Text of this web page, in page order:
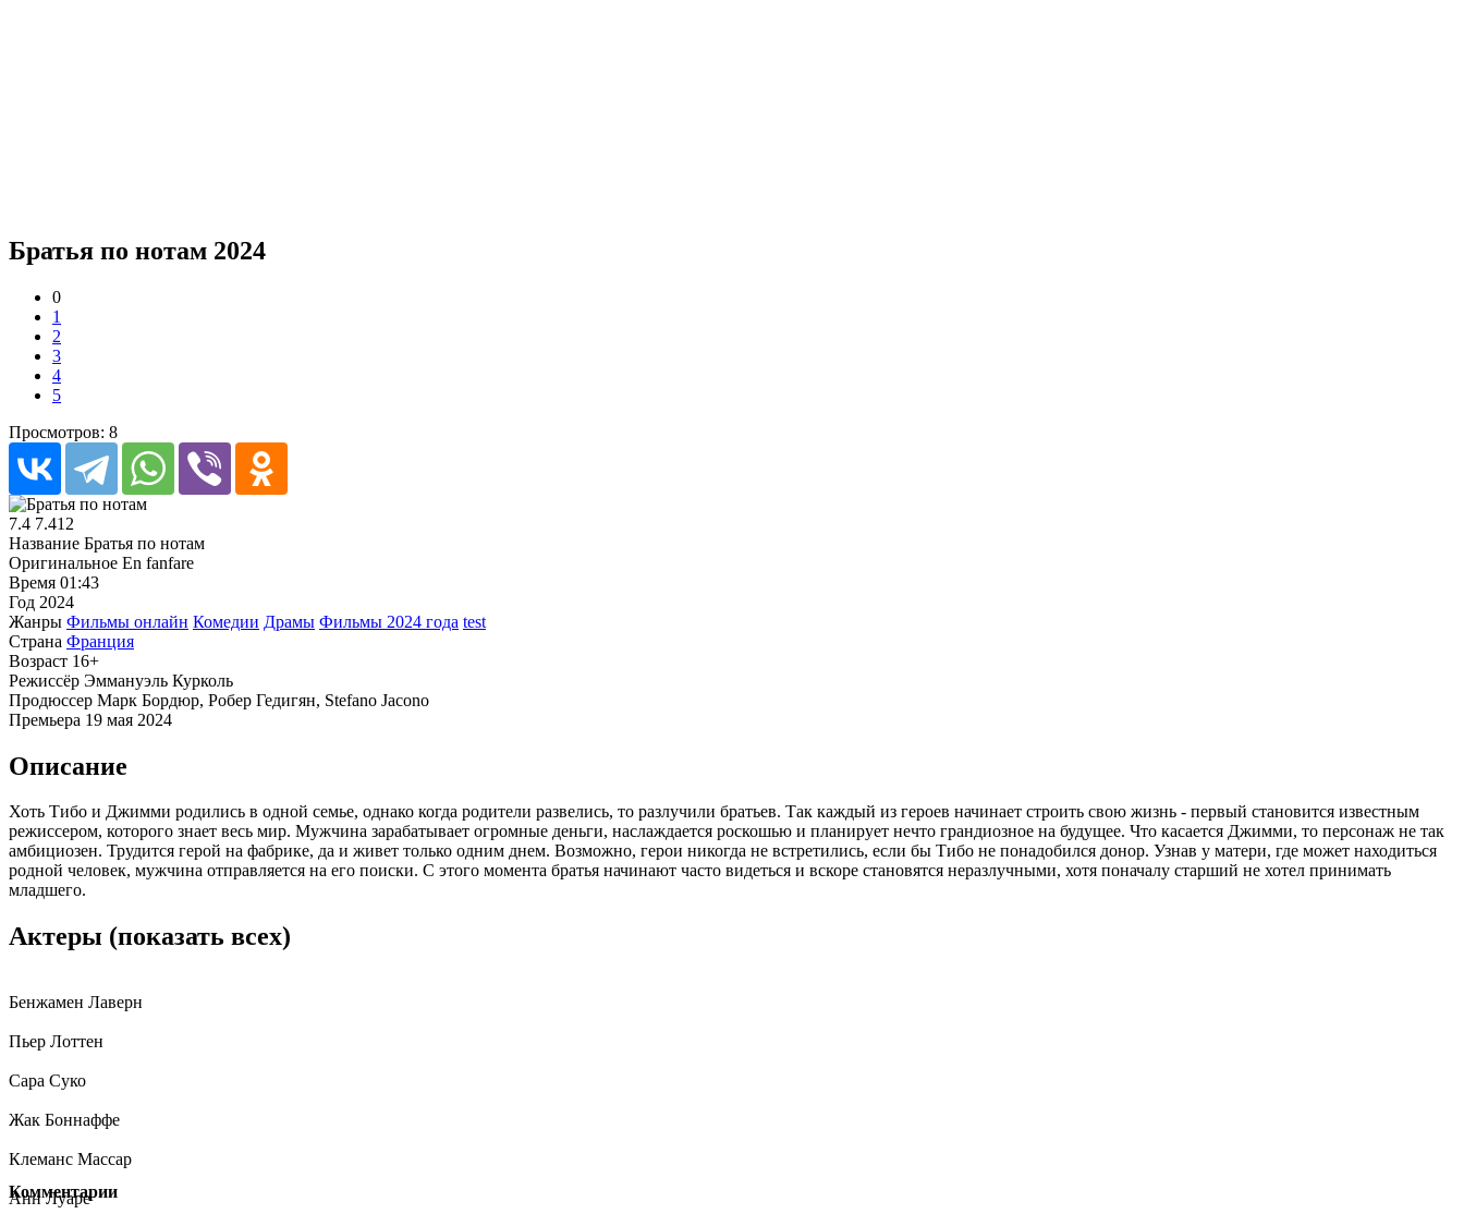
Братья по нотам 2024
0
1
2
3
4
5
Просмотров: 8
7.4 7.412
Название Братья по нотам
Оригинальное En fanfare
Время 01:43
Год 2024
Жанры Фильмы онлайн Комедии Драмы Фильмы 2024 года test
Страна Франция
Возраст 16+
Режиссёр Эммануэль Курколь
Продюссер Марк Бордюр, Робер Гедигян, Stefano Jacono
Премьера 19 мая 2024
Описание
Хоть Тибо и Джимми родились в одной семье, однако когда родители развелись, то разлучили братьев. Так каждый из героев начинает строить свою жизнь - первый становится известным
режиссером, которого знает весь мир. Мужчина зарабатывает огромные деньги, наслаждается роскошью и планирует нечто грандиозное на будущее. Что касается Джимми, то персонаж не так
амбициозен. Трудится герой на фабрике, да и живет только одним днем. Возможно, герои никогда не встретились, если бы Тибо не понадобился донор. Узнав у матери, где может находиться
родной человек, мужчина отправляется на его поиски. С этого момента братья начинают часто видеться и вскоре становятся неразлучными, хотя поначалу старший не хотел принимать
младшего.
Актеры (показать всех)
Бенжамен Лаверн
Пьер Лоттен
Сара Суко
Жак Боннаффе
Клеманс Массар
Анн Луаре
Комментарии